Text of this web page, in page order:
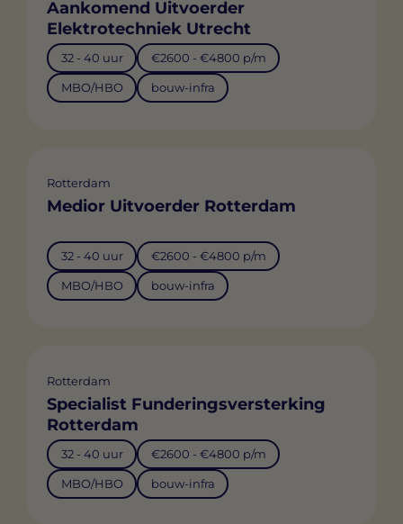
Aankomend Uitvoerder
Elektrotechniek Utrecht
32 - 40 uur €2600 - €4800 p/m
MBO/HBO bouw-infra
Rotterdam
Medior Uitvoerder Rotterdam
32 - 40 uur €2600 - €4800 p/m
MBO/HBO bouw-infra
Rotterdam
Specialist Funderingsversterking
Rotterdam
32 - 40 uur €2600 - €4800 p/m
MBO/HBO bouw-infra